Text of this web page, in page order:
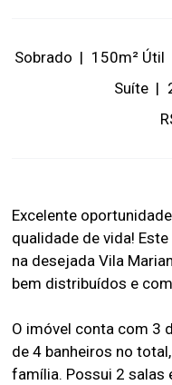
Sobrado | 150m² Útil
Suíte |
Excelente
qualidade de vida!
na desejada Vila
bem distribuídos e
O imóvel conta com 3
de 4 banheiros no
família. Possui 2 salas